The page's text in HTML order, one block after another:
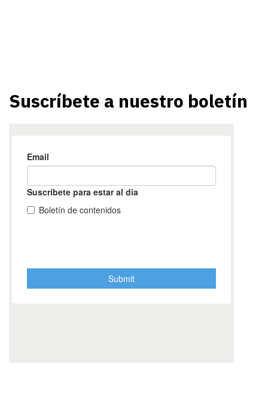
Suscríbete a nuestro boletín